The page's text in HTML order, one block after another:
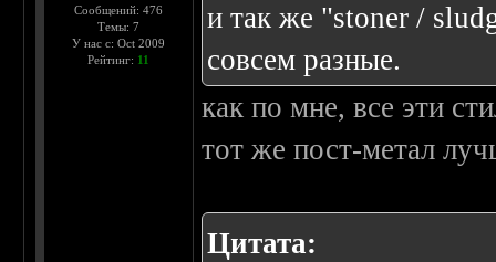
Сообщений: 476
Темы: 7
У нас с: Oct 2009
Рейтинг: 11
и так же "stoner /
совсем разные.
как по мне, все эти
тот же пост-метал
Цитата: